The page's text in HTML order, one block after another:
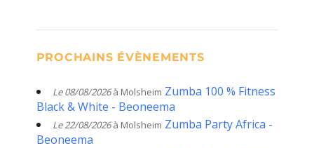
PROCHAINS ÉVÈNEMENTS
Le 08/08/2026à Molsheim Zumba 100 % Fitness
Black & White - Beoneema
Le 22/08/2026à Molsheim Zumba Party Africa -
Beoneema